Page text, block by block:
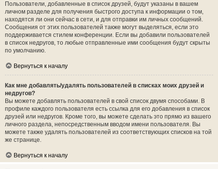
Пользователи, добавленные в список друзей, будут указаны в вашем
личном разделе для получения быстрого доступа к информации о том,
находятся ли они сейчас в сети, и для отправки им личных сообщений.
Сообщения от этих пользователей также могут выделяться, если это
поддерживается стилем конференции. Если вы добавили пользователей
в список недругов, то любые отправленные ими сообщения будут скрыты
по умолчанию.
Вернуться к началу
Как мне добавлять/удалять пользователей в списках моих друзей и
недругов?
Вы можете добавлять пользователей в свой список двумя способами. В
профиле каждого пользователя есть ссылка для его добавления в список
друзей или недругов. Кроме того, вы можете сделать это прямо из вашего
личного раздела, непосредственным вводом имени пользователя. Вы
можете также удалять пользователей из соответствующих списков на той
же странице.
Вернуться к началу